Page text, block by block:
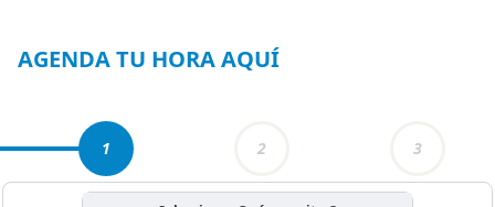
AGENDA TU HORA AQUÍ
1 2 3